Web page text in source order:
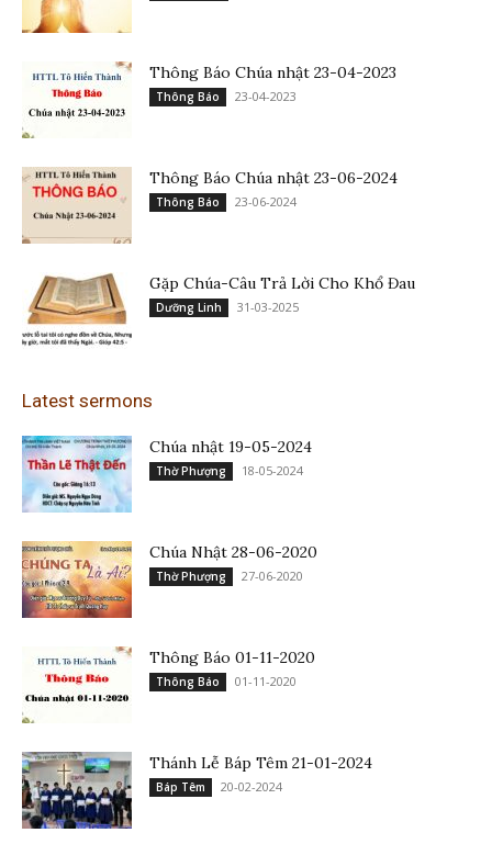
Thông Báo Chúa nhật 23-04-2023
Thông Báo 23-04-2023
Thông Báo Chúa nhật 23-06-2024
Thông Báo 23-06-2024
Gặp Chúa-Câu Trả Lời Cho Khổ Đau
Dưỡng Linh 31-03-2025
Latest sermons
Chúa nhật 19-05-2024
Thờ Phượng 18-05-2024
Chúa Nhật 28-06-2020
Thờ Phượng 27-06-2020
Thông Báo 01-11-2020
Thông Báo 01-11-2020
Thánh Lễ Báp Têm 21-01-2024
Báp Têm 20-02-2024